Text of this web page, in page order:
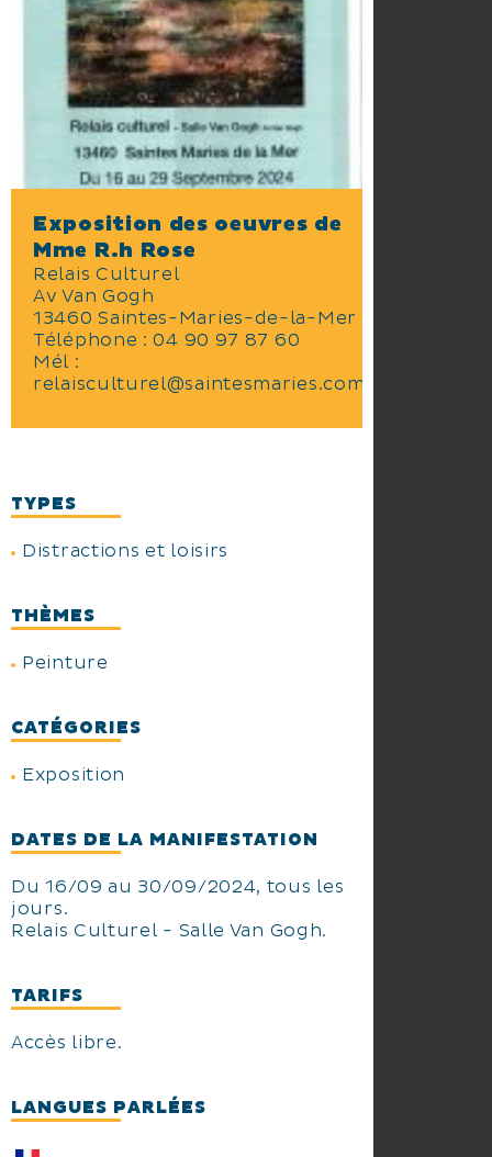
Exposition des oeuvres de
Mme R.h Rose
Relais Culturel
Av Van Gogh
13460 Saintes-Maries-de-la-Mer
Téléphone :04 90 97 87 60
Mél :
relaisculturel@saintesmaries.com
TYPES
Distractions et loisirs
THÈMES
Peinture
CATÉGORIES
Exposition
DATES DE LA MANIFESTATION
Du 16/09 au 30/09/2024, tous les
jours.
Relais Culturel - Salle Van Gogh.
TARIFS
Accès libre.
LANGUES PARLÉES